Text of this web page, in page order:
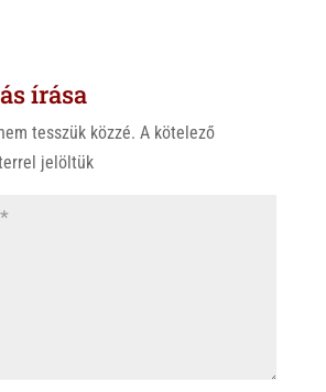
k
írása
tesszük közzé. A kötelező
jelöltük